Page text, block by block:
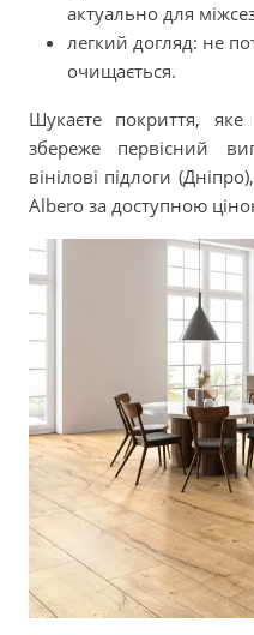
актуально для
легкий догляд: не
очищається.
Шукаєте покриття,
збереже первісний
вінілові підлоги
Albero за доступною